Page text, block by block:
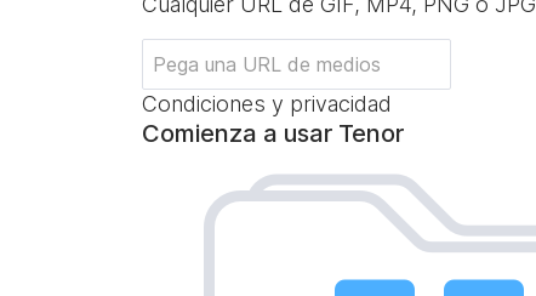
Condiciones y privacidad
Comienza a usar Tenor